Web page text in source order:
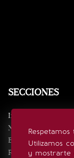
Utilizamos
y mostrarte
SECCIONES
Inicio
Noticias
Eventos
Realeza